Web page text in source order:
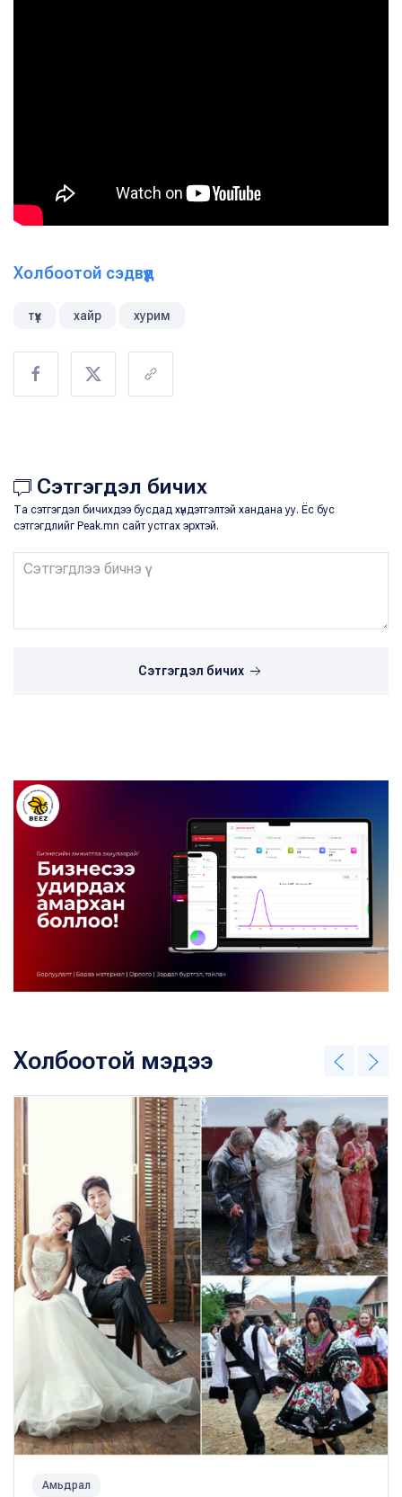
Холбоотой сэдвүүд
түүх хайр хурим
Сэтгэгдэл бичих
Та сэтгэгдэл бичихдээ бусдад хүндэтгэлтэй хандана уу. Ёс бус
сэтгэгдлийг Peak.mn сайт устгах эрхтэй.
Сэтгэгдэл бичих
Холбоотой мэдээ
Амьдрал